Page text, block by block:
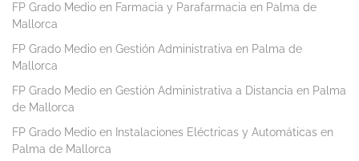
FP Grado Medio en Farmacia y Parafarmacia en Palma de
Mallorca
FP Grado Medio en Gestión Administrativa en Palma de
Mallorca
FP Grado Medio en Gestión Administrativa a Distancia en Palma
de Mallorca
FP Grado Medio en Instalaciones Eléctricas y Automáticas en
Palma de Mallorca